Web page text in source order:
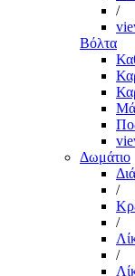
/
Βόλτα
Δωμάτιο
/
/
/